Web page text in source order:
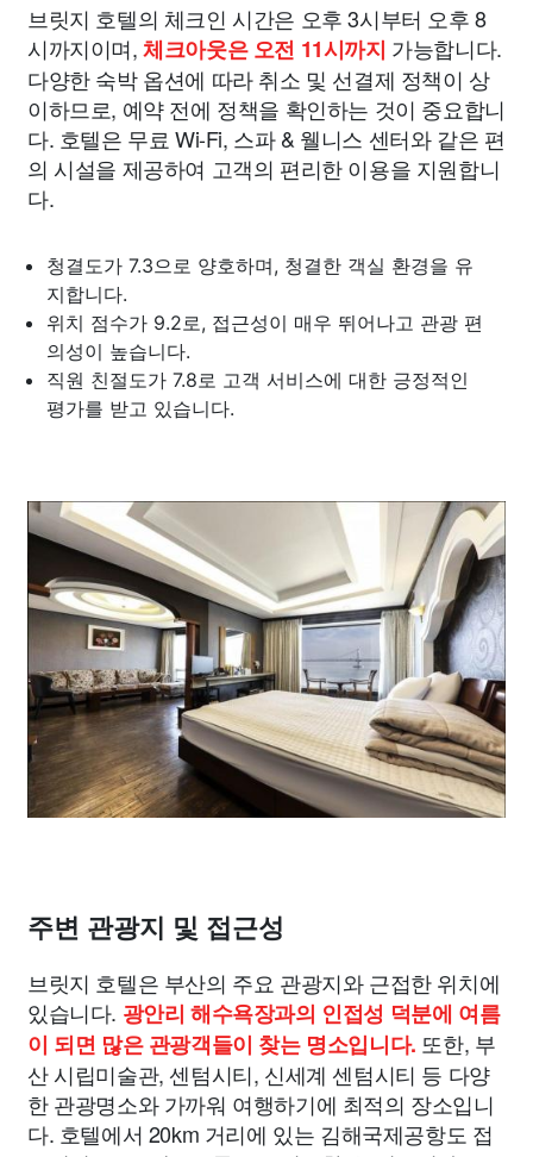
브릿지 호텔의 체크인 시간은 오후 3시부터 오후 8
시까지이며,체크아웃은 오전 11시까지 가능합니다.
다양한 숙박 옵션에 따라 취소 및 선결제 정책이 상
이하므로, 예약 전에 정책을 확인하는 것이 중요합니
다. 호텔은 무료 Wi-Fi, 스파 & 웰니스 센터와 같은 편
의 시설을 제공하여 고객의 편리한 이용을 지원합니
다.
청결도가 7.3으로 양호하며, 청결한 객실 환경을 유
지합니다.
위치 점수가 9.2로, 접근성이 매우 뛰어나고 관광 편
의성이 높습니다.
직원 친절도가 7.8로 고객 서비스에 대한 긍정적인
평가를 받고 있습니다.
주변 관광지 및 접근성
브릿지 호텔은 부산의 주요 관광지와 근접한 위치에
있습니다. 광안리 해수욕장과의 인접성 덕분에 여름
이 되면 많은 관광객들이 찾는 명소입니다. 또한, 부
산 시립미술관, 센텀시티, 신세계 센텀시티 등 다양
한 관광명소와 가까워 여행하기에 최적의 장소입니
다. 호텔에서 20km 거리에 있는 김해국제공항도 접